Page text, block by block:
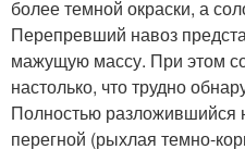
более темной окраски, а
Перепревший навоз
мажущую массу. При этом
настолько, что трудно
Полностью разложившийся
перегной (рыхлая темно-